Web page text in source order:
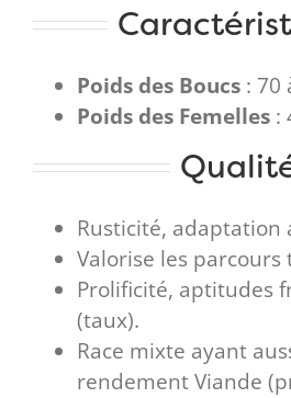
Poids des Boucs : 70
Poids des Femelles :
Rusticité, adaptation
Valorise les parcours
Prolificité, aptitudes
(taux).
Race mixte ayant
rendement Viande